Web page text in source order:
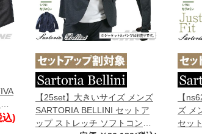
な
込)
【25set】大きいサイズ メンズ
SARTORIA BELLINI セットア
ップ ストレッチ ソフトコンフ
【
ズ メ
セッ